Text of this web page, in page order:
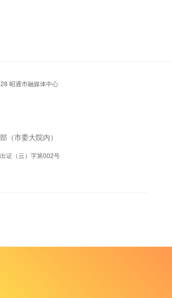
昭通市融媒体中心
（市委大院内）
证（云）字第002号